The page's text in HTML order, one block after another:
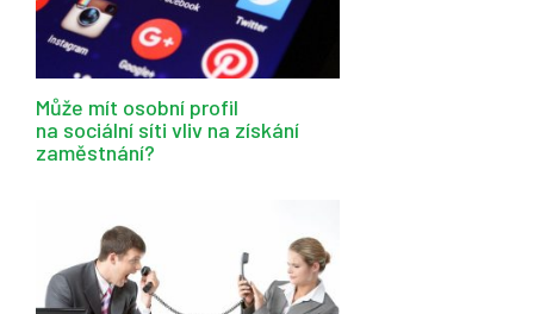
Může mít osobní profil
na sociální síti vliv na získání
zaměstnání?